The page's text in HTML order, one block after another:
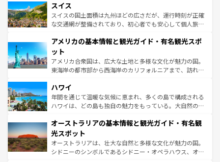
を参照してほしい。
は、お酒好きな人にはぜひ体験してほしい。 なお、新着の
ドイツ情報はコンテンツ一覧を参照してほしい。
リアごとに異なる魅力がある。また、優雅なアフタヌーン
ティー、ビール好きにはたまらない英国パブ、サッカー観
戦など、本場だからこそできる体験も豊富。イギリスを旅
ンツ一覧を参照してほしい。
スイス
スイスの国土面積は九州ほどの広さだが、運行時刻が正確
な交通網が整備されており、初心者でも安心して個人旅行
の建物がそのまま残る町や、スイスならではのユニークな
博物館もあり、アルプス観光だけでなく町歩きも満喫する
ことができる。国民の所得が高いため物価も高いが、旅行
者向けの交通パス提供のサービスもあり、うまく活用すれ
着のスイス情報は
アメリカの基本情報と観光ガイド・有名観光スポ
ット
アメリカ合衆国は、広大な土地と多様な文化が魅力の国。
東海岸の都市部から西海岸のカリフォルニアまで、訪れる
のような巨大都市は、観光、ショッピング、エンターテイ
ンメントが詰まった刺激的なスポットだ。一方、アメリカ
西部には大自然が広がり、グランドキャニオンやイエロー
部のニューオーリンズでは、音楽と美食が融合した独特の
文化が魅力。旅行者はアメリカの各地域で異なる魅力を楽
しみながら、その多様性と豊かな歴史を感じることができ
るだろう。車でのロードトリップや列車の旅も、アメリカ
ハワイ
年間を通じて温暖な気候に恵まれ、多くの島で構成される
ハワイは、どの島も独自の魅力をもっている。大自然の神
ワイ島は見逃せない。また、定番の観光地といえばオアフ
島だが、静かな自然を求めるならマウイ島やカウアイ島が
おすすめ。エメラルドグリーンに輝く海をはじめ、豊かな
文化や歴史が息づいている。「アロハスピリット」と呼ば
オーストラリアの基本情報と観光ガイド・有名観
光スポット
オーストラリアは、壮大な自然と多様な文化が魅力の国。
シドニーのシンボルであるシドニー・オペラハウス、オー